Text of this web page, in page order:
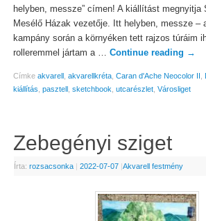
helyben, messze” címen! A kiállítást megnyitja
Mesélő Házak vezetője. Itt helyben, messze –
kampány során a környéken tett rajzos túráim
rolleremmel jártam a … Continue reading →
Címke akvarell, akvarellkréta, Caran d'Ache Neocolor II
kiállítás pasztell, sketchbook utcarészlet, Városliget
Zebegényi sziget
Írta: rozsacsonka | 2022-07-07 |Akvarell festmény